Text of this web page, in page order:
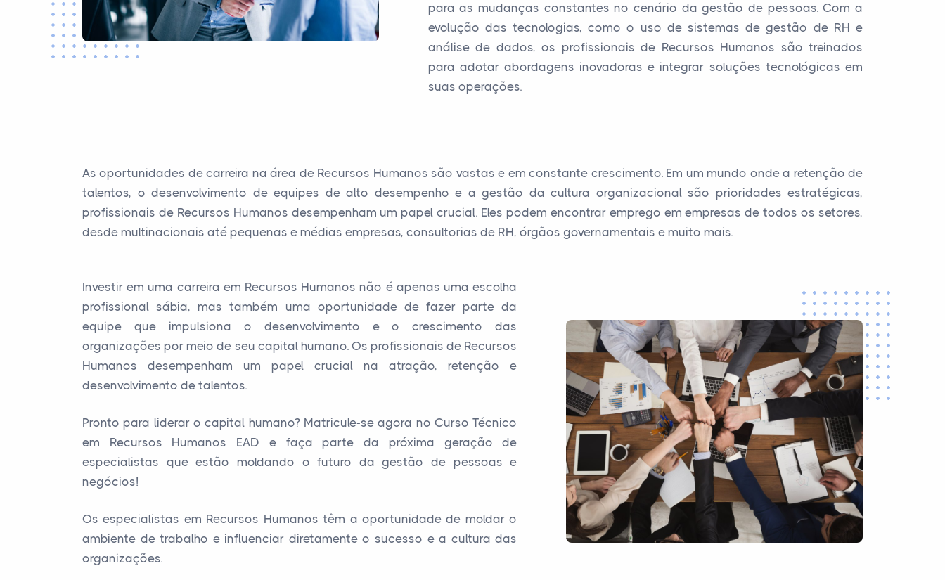
para as mudanças constantes no cenário da gestão de pessoas. Com a
evolução das tecnologias, como o uso de sistemas de gestão de RH e
análise de dados, os profissionais de Recursos Humanos são treinados
para adotar abordagens inovadoras e integrar soluções tecnológicas em
suas operações.
As oportunidades de carreira na área de Recursos Humanos são vastas e em constante crescimento. Em um mundo onde a retenção de
talentos, o desenvolvimento de equipes de alto desempenho e a gestão da cultura organizacional são prioridades estratégicas,
profissionais de Recursos Humanos desempenham um papel crucial. Eles podem encontrar emprego em empresas de todos os setores,
desde multinacionais até pequenas e médias empresas, consultorias de RH, órgãos governamentais e muito mais.
Investir em uma carreira em Recursos Humanos não é apenas uma escolha
profissional sábia, mas também uma oportunidade de fazer parte da
equipe que impulsiona o desenvolvimento e o crescimento das
organizações por meio de seu capital humano. Os profissionais de Recursos
Humanos desempenham um papel crucial na atração, retenção e
desenvolvimento de talentos.
Pronto para liderar o capital humano? Matricule-se agora no Curso Técnico
em Recursos Humanos EAD e faça parte da próxima geração de
especialistas que estão moldando o futuro da gestão de pessoas e
negócios!
Os especialistas em Recursos Humanos têm a oportunidade de moldar o
ambiente de trabalho e influenciar diretamente o sucesso e a cultura das
organizações.